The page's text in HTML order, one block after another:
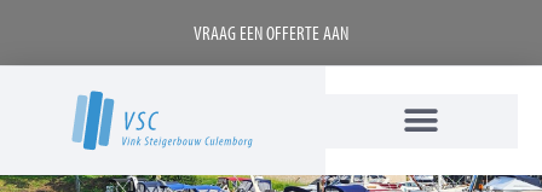
VRAAG EEN OFFERTE AAN